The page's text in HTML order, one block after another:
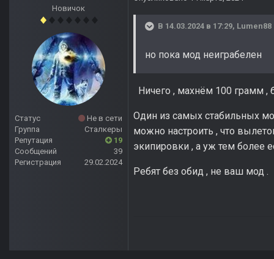
Новичок
Статус
Не в сети
Группа
Сталкеры
Репутация
19
Сообщений
39
Регистрация
29.02.2024
В 14.03.2024 в 17:29, Lumen88
но пока мод неиграбелен
Ничего , махнём 100 грамм ,
Один из самых стабильных
можно настроить , что
экипировки , а уж тем более
Ребят без обид , не ваш мод .